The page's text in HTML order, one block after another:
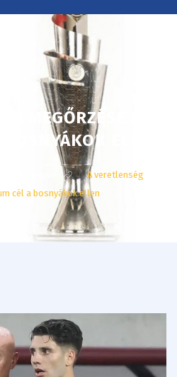
MEGŐRZÉSE A
ELLEN
>A veretlenség
cél a bosnyákok ellen